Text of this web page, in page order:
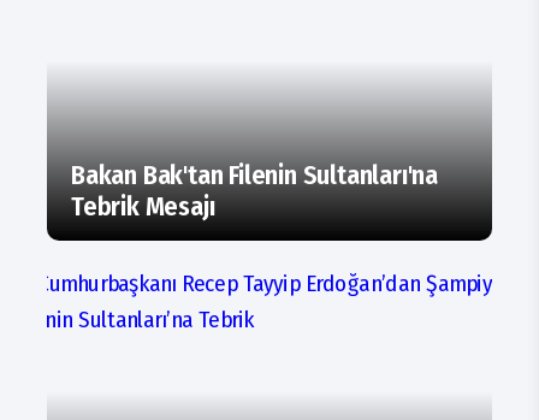
Bakan Bak'tan Filenin Sultanları'na
Tebrik Mesajı